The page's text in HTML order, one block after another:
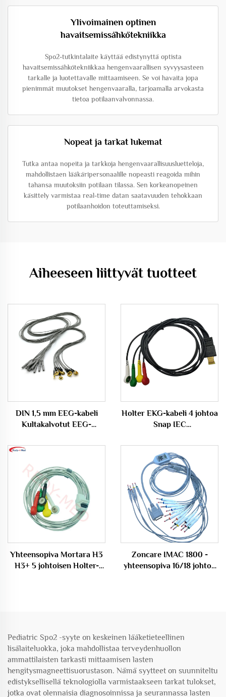
Ylivoimainen optinen
havaitsemissähkötekniikka
Spo2-tutkintalaite käyttää edistynyttä optista
havaitsemissähkötekniikkaa hengenvaarallisen syvyysasteen
tarkalle ja luotettavalle mittaamiseen. Se voi havaita jopa
pienimmät muutokset hengenvaaralla, tarjoamalla arvokasta
tietoa potilaanvalvonnassa.
Nopeat ja tarkat lukemat
Tutka antaa nopeita ja tarkkoja hengenvaarallisuusluetteloja,
mahdollistaen lääkäripersonaalille nopeasti reagoida mihin
tahansa muutoksiin potilaan tilassa. Sen korkeanopeinen
käsittely varmistaa real-time datan saatavuuden tehokkaan
potilaanhoidon toteuttamiseksi.
Aiheeseen liittyvät tuotteet
DIN 1,5 mm EEG-kabeli
Kultakalvotut EEG-
kabeli
Holter EKG-kabeli 4 johtoa
Snap IEC
Yhteensopiva Mortara H3
H3+ 5 johtoisen Holter-
Zoncare IMAC 1800 -
yhteensopiva 16/18 johtoa
Pediatric Spo2 -syyte on keskeinen lääketieteellinen
lisälaiteluokka, joka mahdollistaa terveydenhuollon
ammattilaisten tarkasti mittaamisen lasten
hengitysmagneettisuorustason. Nämä syytteet on suunniteltu
edistyksellisellä teknologiolla varmistaakseen tarkat tulokset,
jotka ovat olennaisia diagnosoinnissa ja seurannassa lasten